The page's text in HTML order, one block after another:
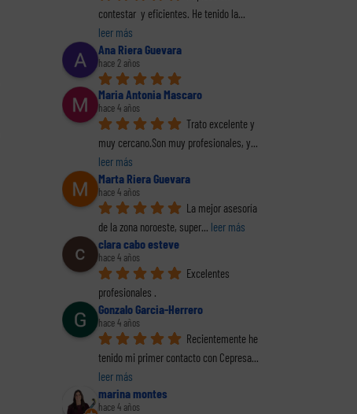
contestar  y eficientes. He tenido la
leer más
Ana Riera Guevara
hace 2 años
Maria Antonia Mascaro
hace 4 años
Trato excelente y
muy cercano.Son muy profesionales, y
leer más
Marta Riera Guevara
hace 4 años
La mejor asesoría
de la zona noroeste, super... leer más
clara cabo esteve
hace 4 años
Excelentes
profesionales .
Gonzalo Garcia-Herrero
hace 4 años
Recientemente he
tenido mi primer contacto con Cepresa
leer más
marina montes
hace 4 años